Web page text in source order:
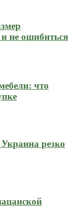
не ошибиться
что
резко